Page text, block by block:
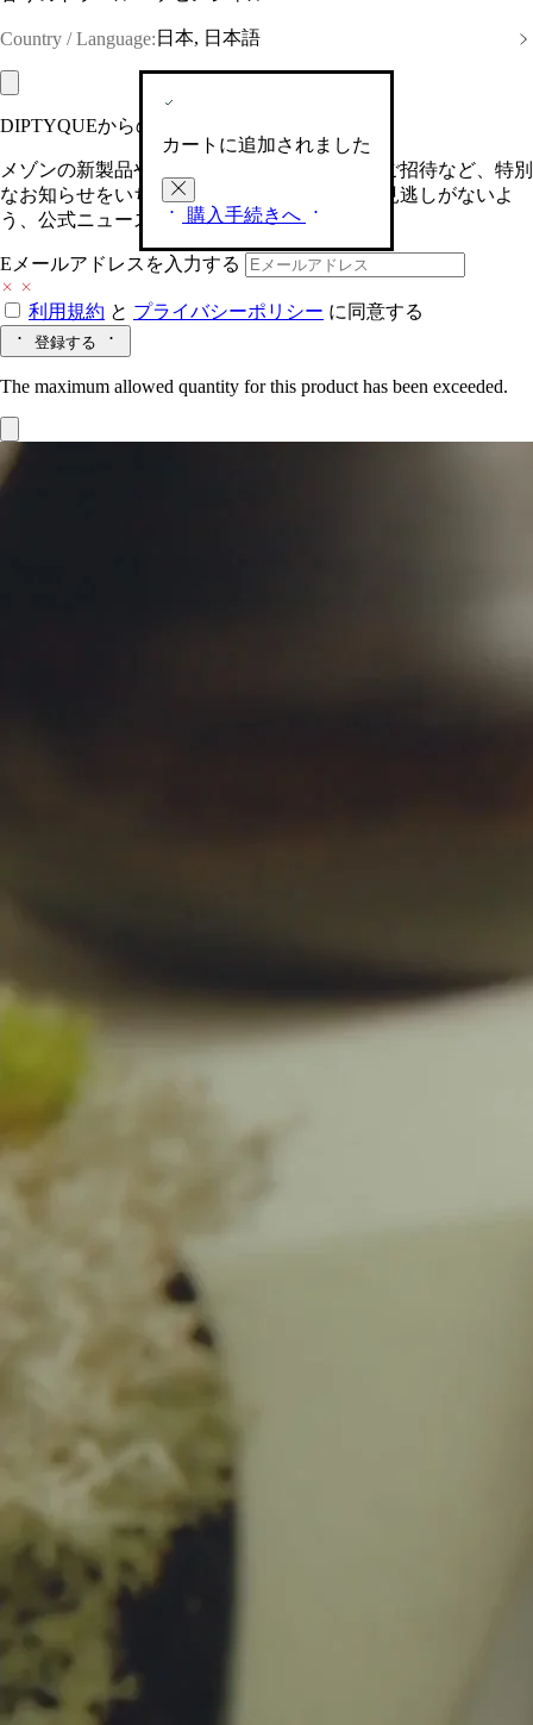
Country / Language: 日本, 日本語
カートに追加されました
購入手続きへ
DIPTYQUEからの最新情報をお届けします
メゾンの新製品や、限定イベントへの特別なご招待など、特別
なお知らせをいち早くお届けいたします。お見逃しがないよ
う、公式ニュースレターにご登録ください。
Eメールアドレスを入力する
利用規約 と プライバシーポリシー に同意する
登録する
The maximum allowed quantity for this product has been exceeded.